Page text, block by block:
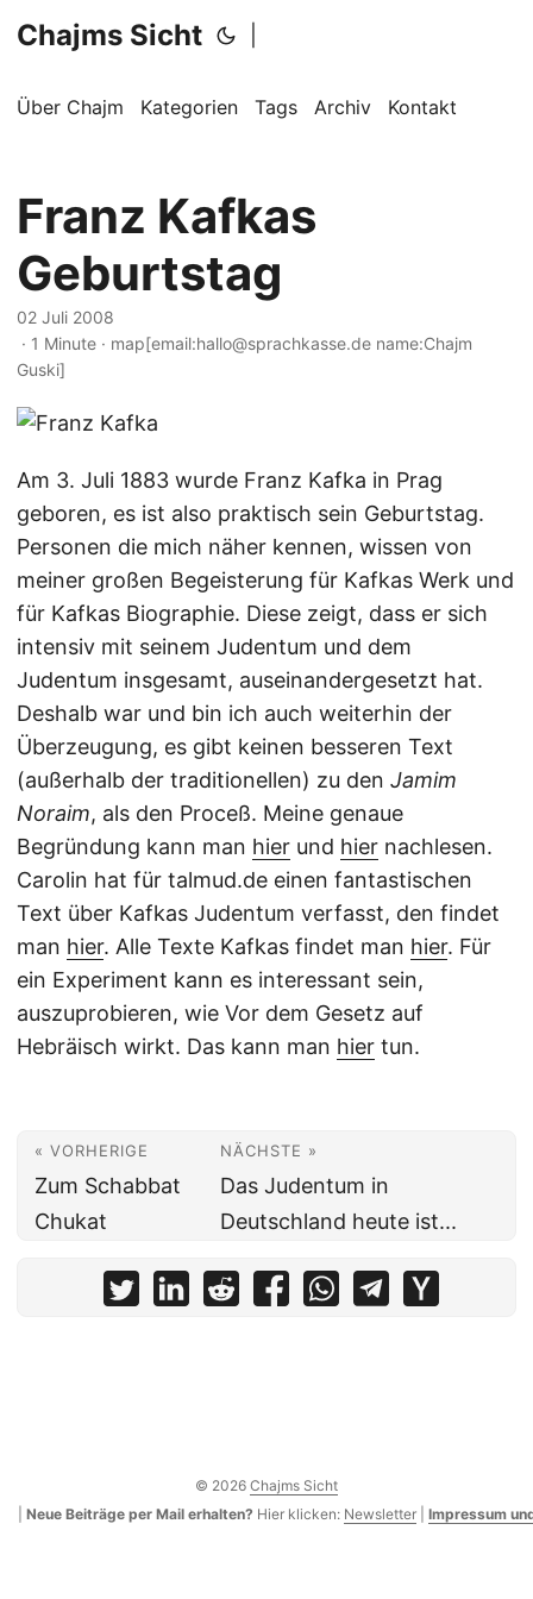
Chajms Sicht
Über Chajm Kategorien Tags Archiv Kontakt
Franz Kafkas
Geburtstag
02 Juli 2008
· 1 Minute · map[email:hallo@sprachkasse.de name:Chajm
Guski]
Am 3. Juli 1883 wurde Franz Kafka in Prag
geboren, es ist also praktisch sein Geburtstag.
Personen die mich näher kennen, wissen von
meiner großen Begeisterung für Kafkas Werk und
für Kafkas Biographie. Diese zeigt, dass er sich
intensiv mit seinem Judentum und dem
Judentum insgesamt, auseinandergesetzt hat.
Deshalb war und bin ich auch weiterhin der
Überzeugung, es gibt keinen besseren Text
(außerhalb der traditionellen) zu den Jamim
Noraim, als den Proceß. Meine genaue
Begründung kann man hier und hier nachlesen.
Carolin hat für talmud.de einen fantastischen
Text über Kafkas Judentum verfasst, den findet
man hier. Alle Texte Kafkas findet man hier. Für
ein Experiment kann es interessant sein,
auszuprobieren, wie Vor dem Gesetz auf
Hebräisch wirkt. Das kann man hier tun.
« VORHERIGE
Zum Schabbat
Chukat
NÄCHSTE »
Das Judentum in
Deutschland heute ist...
© 2026 Chajms Sicht
Neue Beiträge per Mail erhalten? Hier klicken: Newsletter Impressum